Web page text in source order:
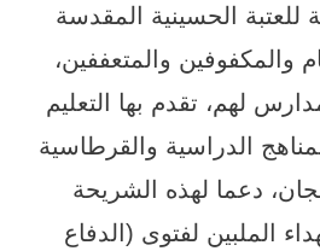
للعتبة الحسينية المقدسة
والمكفوفين والمتعففين،
لهم، تقدم بها التعليم
الدراسية والقرطاسية
دعما لهذه الشريحة
الملبين لفتوى (الدفاع